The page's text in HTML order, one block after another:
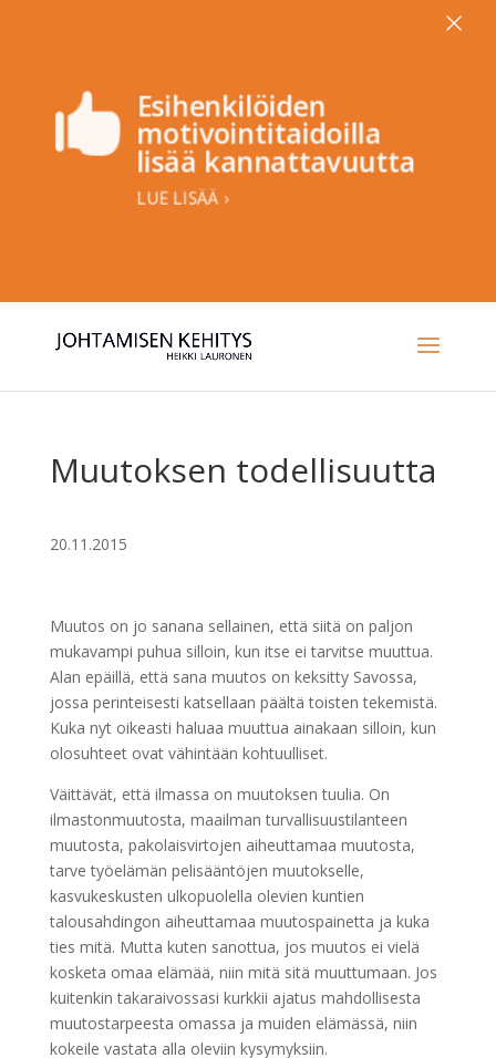
Muutoksen todellisuutta
20.11.2015
Muutos on jo sanana sellainen, että siitä on paljon
mukavampi puhua silloin, kun itse ei tarvitse muuttua.
Alan epäillä, että sana muutos on keksitty Savossa,
jossa perinteisesti katsellaan päältä toisten tekemistä.
Kuka nyt oikeasti haluaa muuttua ainakaan silloin, kun
olosuhteet ovat vähintään kohtuulliset.
Väittävät, että ilmassa on muutoksen tuulia. On
ilmastonmuutosta, maailman turvallisuustilanteen
muutosta, pakolaisvirtojen aiheuttamaa muutosta,
tarve työelämän pelisääntöjen muutokselle,
kasvukeskusten ulkopuolella olevien kuntien
talousahdingon aiheuttamaa muutospainetta ja kuka
ties mitä. Mutta kuten sanottua, jos muutos ei vielä
kosketa omaa elämää, niin mitä sitä muuttumaan. Jos
kuitenkin takaraivossasi kurkkii ajatus mahdollisesta
muutostarpeesta omassa ja muiden elämässä, niin
kokeile vastata alla oleviin kysymyksiin.
 Esihenkilöiden
motivointitaidoilla
lisää kannattavuutta
LUE LISÄÄ ›
×